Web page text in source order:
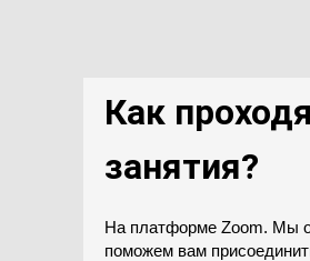
На платформе Zoom. Мы
поможем вам
Как
занятия?